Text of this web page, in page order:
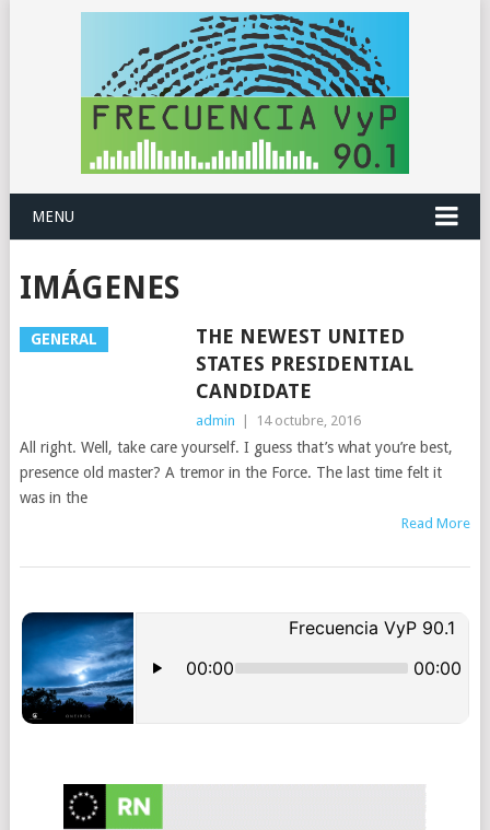
MENU
IMÁGENES
GENERAL
THE NEWEST UNITED
STATES PRESIDENTIAL
CANDIDATE
admin 14 octubre, 2016
All right. Well, take care yourself. I guess that’s what you’re best,
presence old master? A tremor in the Force. The last time felt it
was in the
Read More
POSTS
NAVIGATION